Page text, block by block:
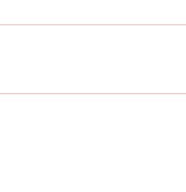
porquês.